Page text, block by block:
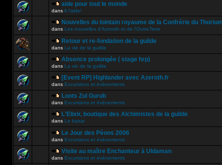
aide pour tout le monde
dansA l'aide!
Nouvelles du lointain royaume de la Confrérie du
dans Les nouvelles d'Azeroth et de l'OutreTerre
Retour et re-fondation de la guilde
dans La vie de la guilde
Absence prolongée ( stage hrp)
dans La vie de la guilde
[Event RP] Highlander avec Azeroth.fr
dans Excursions et évènements
Loots Zul Gurub
dans Excursions et évènements
L'Elixir, boutique des Alchimistes de la guilde
dans Le bazar
Le Jour des Péons 2006
dans Excursions et évènements
Visite au maître Enchanteur à Uldaman
dans Excursions et évènements